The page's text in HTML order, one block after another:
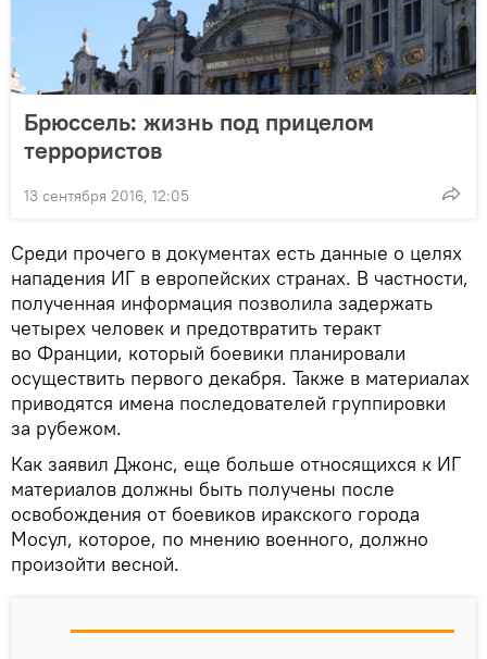
Брюссель: жизнь под прицелом
террористов
13 сентября 2016, 12:05
Среди прочего в документах есть данные о целях
нападения ИГ в европейских странах. В частности,
полученная информация позволила задержать
четырех человек и предотвратить теракт
во Франции, который боевики планировали
осуществить первого декабря. Также в материалах
приводятся имена последователей группировки
за рубежом.
Как заявил Джонс, еще больше относящихся к ИГ
материалов должны быть получены после
освобождения от боевиков иракского города
Мосул, которое, по мнению военного, должно
произойти весной.